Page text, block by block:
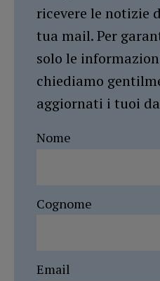
ricevere le notizie
tua mail. Per
solo le
chiediamo
aggiornati i tuoi
Nome
Cognome
Email